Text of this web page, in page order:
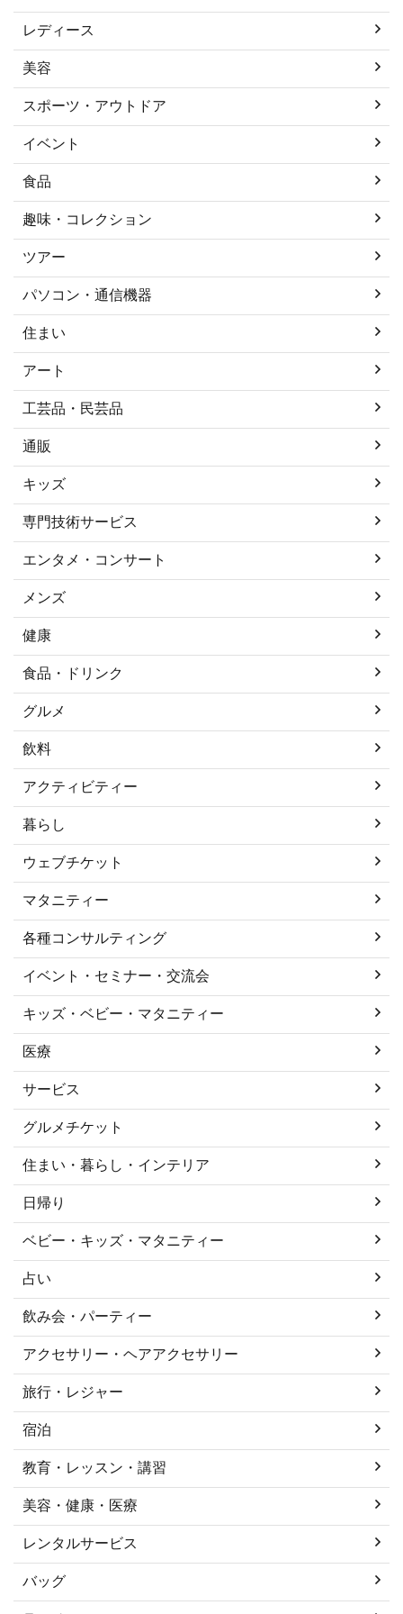
レディース
美容
スポーツ・アウトドア
イベント
食品
趣味・コレクション
ツアー
パソコン・通信機器
住まい
アート
工芸品・民芸品
通販
キッズ
専門技術サービス
エンタメ・コンサート
メンズ
健康
食品・ドリンク
グルメ
飲料
アクティビティー
暮らし
ウェブチケット
マタニティー
各種コンサルティング
イベント・セミナー・交流会
キッズ・ベビー・マタニティー
医療
サービス
グルメチケット
住まい・暮らし・インテリア
日帰り
ベビー・キッズ・マタニティー
占い
飲み会・パーティー
アクセサリー・ヘアアクセサリー
旅行・レジャー
宿泊
教育・レッスン・講習
美容・健康・医療
レンタルサービス
バッグ